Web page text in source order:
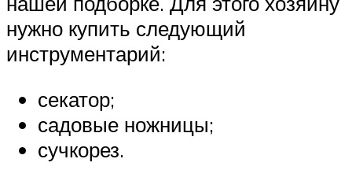
нужно купить следующий
инструментарий:
секатор;
садовые ножницы;
сучкорез.